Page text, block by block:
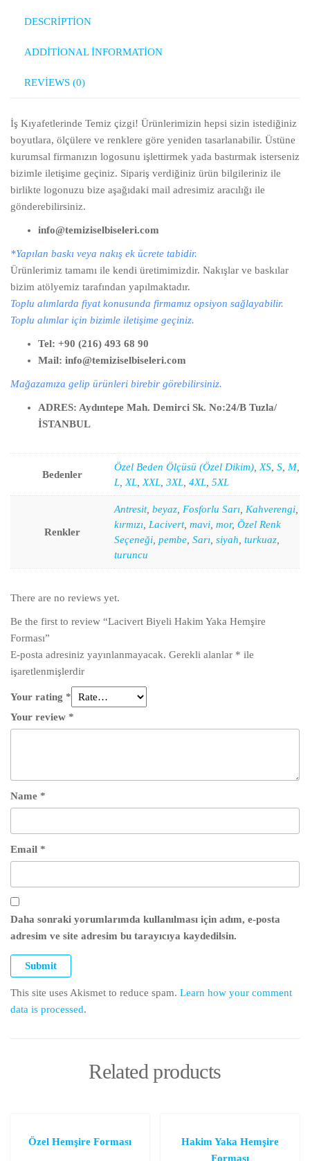
DESCRIPTION
ADDITIONAL INFORMATION
REVIEWS (0)
İş Kıyafetlerinde Temiz çizgi! Ürünlerimizin hepsi sizin istediğiniz
boyutlara, ölçülere ve renklere göre yeniden tasarlanabilir. Üstüne
kurumsal firmanızın logosunu işlettirmek yada bastırmak isterseniz
bizimle iletişime geçiniz. Sipariş verdiğiniz ürün bilgileriniz ile
birlikte logonuzu bize aşağıdaki mail adresimiz aracılığı ile
gönderebilirsiniz.
info@temiziselbiseleri.com
*Yapılan baskı veya nakış ek ücrete tabidir.
Ürünlerimiz tamamı ile kendi üretimimizdir. Nakışlar ve baskılar
bizim atölyemiz tarafından yapılmaktadır.
Toplu alımlarda fiyat konusunda firmamız opsiyon sağlayabilir.
Toplu alımlar için bizimle iletişime geçiniz.
Tel: +90 (216) 493 68 90
Mail: info@temiziselbiseleri.com
Mağazamıza gelip ürünleri birebir görebilirsiniz.
ADRES: Aydıntepe Mah. Demirci Sk. No:24/B Tuzla/
İSTANBUL
Bedenler
Özel Beden Ölçüsü (Özel Dikim),XS, S, M,
L,XL,XXL, 3XL, 4XL, 5XL
Renkler
Antresit, beyaz, Fosforlu Sarı, Kahverengi,
kırmızı, Lacivert, mavi, mor, Özel Renk
Seçeneği, pembe, Sarı, siyah, turkuaz,
turuncu
There are no reviews yet.
Be the first to review “Lacivert Biyeli Hakim Yaka Hemşire
Forması”
E-posta adresiniz yayınlanmayacak. Gerekli alanlar * ile
işaretlenmişlerdir
Your rating *
Your review *
Name *
Email *
Daha sonraki yorumlarımda kullanılması için adım, e-posta
adresim ve site adresim bu tarayıcıya kaydedilsin.
This site uses Akismet to reduce spam. Learn how your comment
data is processed.
Related products
Özel Hemşire Forması
Hakim Yaka Hemşire
Forması